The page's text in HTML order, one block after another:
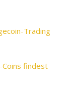
Trading
Coins findest